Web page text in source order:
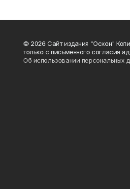
© 2026 Сайт издания "Оскон"
только с письменного согласия
Об использовании персональных